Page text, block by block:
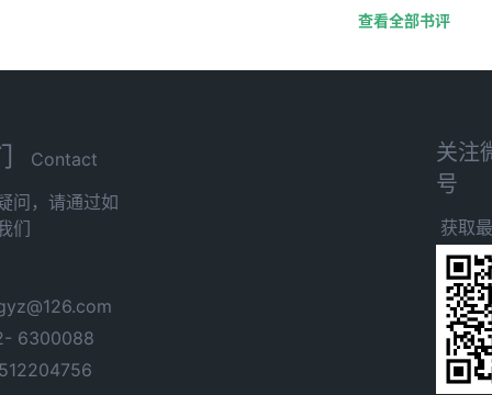
查看全部书评
Contact
问，请通过如
们
6300088
关注
号
获取